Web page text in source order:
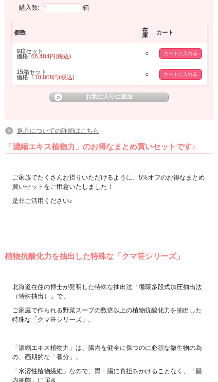
購入数: 箱
個数
在
庫
カート
9箱セット
価格: 66,484円(税込) ○
15箱セット
価格: 110,808円(税込) ○
返品についての詳細はこちら
「濃縮エキス植物力」のお得なまとめ買いセットです♪
ご家族でたくさんお摂りいただけるように、5%オフのお得なまとめ
買いセットをご用意いたしました！
是非ご活用ください♪
植物抗酸化力を抽出した特殊な「クマ笹シリーズ」
北海道在住の博士が発明した特殊な抽出法「循環多段式加圧抽出法
（特殊抽出）」で、
ご家庭で作られる野菜スープの数倍以上の植物抗酸化力を抽出した
特殊な「クマ笹シリーズ」。
「濃縮エキス植物力」は、腸内を健全に保つのに必須な微生物の為
の、画期的な「養分」。
「水溶性植物繊維」なので、胃・腸に負担をかけることなく、「腸
内細菌」に届き、